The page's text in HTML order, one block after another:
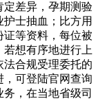
定差异，孕期测验
士抽血；比方用
等资料，每位被
若想有序地进行上
合规受理委托的
可登陆官网查询
，在当地省级司